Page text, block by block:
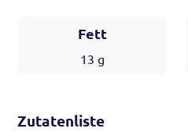
Fett
13 g
Zutatenliste